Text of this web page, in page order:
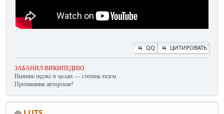
QQ ЦИТИРОВАТЬ
ЗАБАНИЛ ВИКИПЕДИЮ
Нижниь ıндэкс в ҷıсʌах — степень тıсяҷı
Препинания авторские!